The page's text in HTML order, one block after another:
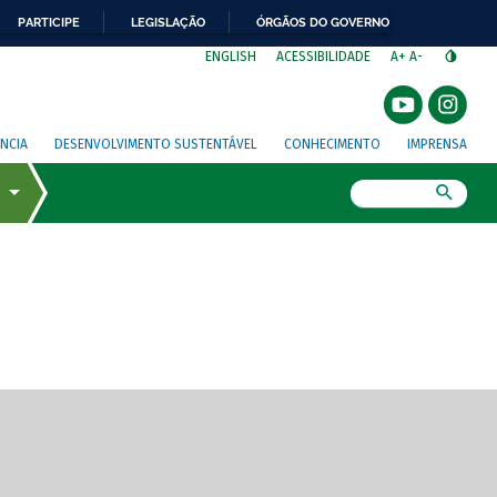
PARTICIPE LEGISLAÇÃO ÓRGÃOS DO GOVERNO
ENGLISH ACESSIBILIDADE A+ A-
DESENVOLVIMENTO SUSTENTÁVEL CONHECIMENTO IMPRENSA
de tela